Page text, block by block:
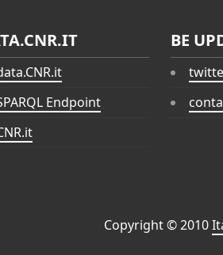
Endpoint
BE
Copyright © 2010